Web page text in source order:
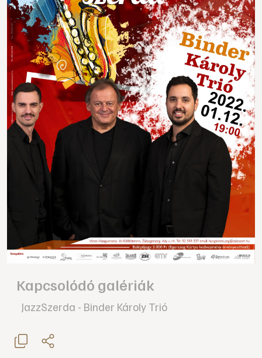
Kapcsolódó galériák
JazzSzerda - Binder Károly Trió